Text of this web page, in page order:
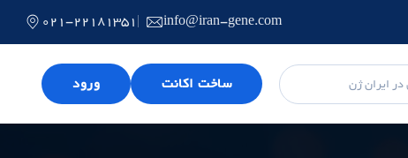
021-22181351 info@iran-gene.com
ساخت اکانت ورود